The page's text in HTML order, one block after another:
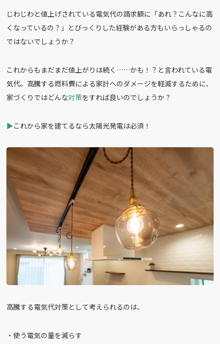
o
k
じわじわと値上げされている電気代の請求額に「あれ？こんなに高
くなっているの？」とびっくりした経験がある方もいらっしゃるの
ではないでしょうか？
これからもまだまだ値上がりは続く……かも！？と言われている電
気代。高騰する燃料費による家計へのダメージを軽減するために、
家づくりではどんな対策をすれば良いのでしょうか？
▶︎これから家を建てるなら太陽光発電は必須！
高騰する電気代対策として考えられるのは、
・使う電気の量を減らす